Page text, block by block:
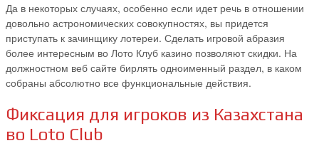
Да в некоторых случаях, особенно если идет речь в отношении
довольно астрономических совокупностях, вы придется
приступать к зачинщику лотереи. Сделать игровой абразия
более интересным во Лото Клуб казино позволяют скидки. На
должностном веб сайте бирлять одноименный раздел, в каком
собраны абсолютно все функциональные действия.
Фиксация для игроков из Казахстана
во Loto Club